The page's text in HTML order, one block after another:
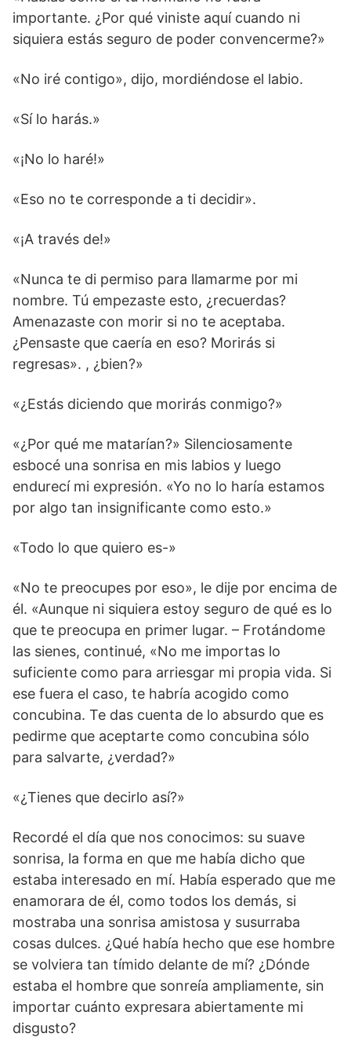
importante. ¿Por qué viniste aquí cuando ni
siquiera estás seguro de poder convencerme?»
«No iré contigo», dijo, mordiéndose el labio.
«Sí lo harás.»
«¡No lo haré!»
«Eso no te corresponde a ti decidir».
«¡A través de!»
«Nunca te di permiso para llamarme por mi
nombre. Tú empezaste esto, ¿recuerdas?
Amenazaste con morir si no te aceptaba.
¿Pensaste que caería en eso? Morirás si
regresas». , ¿bien?»
«¿Estás diciendo que morirás conmigo?»
«¿Por qué me matarían?» Silenciosamente
esbocé una sonrisa en mis labios y luego
endurecí mi expresión. «Yo no lo haría estamos
por algo tan insignificante como esto.»
«Todo lo que quiero es-»
«No te preocupes por eso», le dije por encima de
él. «Aunque ni siquiera estoy seguro de qué es lo
que te preocupa en primer lugar. – Frotándome
las sienes, continué, «No me importas lo
suficiente como para arriesgar mi propia vida. Si
ese fuera el caso, te habría acogido como
concubina. Te das cuenta de lo absurdo que es
pedirme que aceptarte como concubina sólo
para salvarte, ¿verdad?»
«¿Tienes que decirlo así?»
Recordé el día que nos conocimos: su suave
sonrisa, la forma en que me había dicho que
estaba interesado en mí. Había esperado que me
enamorara de él, como todos los demás, si
mostraba una sonrisa amistosa y susurraba
cosas dulces. ¿Qué había hecho que ese hombre
se volviera tan tímido delante de mí? ¿Dónde
estaba el hombre que sonreía ampliamente, sin
importar cuánto expresara abiertamente mi
disgusto?